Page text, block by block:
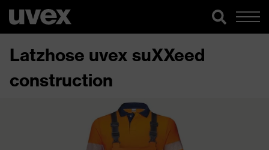
Latzhose uvex suXXeed
construction